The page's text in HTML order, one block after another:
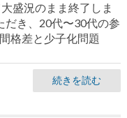
盛況のまま終了しま
だき、20代〜30代の参
格差と少子化問題
続きを読む